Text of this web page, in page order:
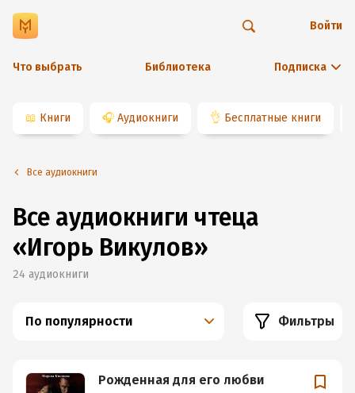
Что выбрать Библиотека Подписка
Войти
📖 Книги 🎧 Аудиокниги 👌 Бесплатные книги
Все аудиокниги
Все аудиокниги чтеца
«Игорь Викулов»
24 аудиокниги
По популярности Фильтры
Рожденная для его любви